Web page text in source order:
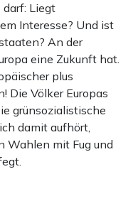
Liegt
Interesse? Und ist
An der
eine Zukunft hat.
plus
Die Völker Europas
grünsozialistische
damit aufhört,
Wahlen mit Fug und